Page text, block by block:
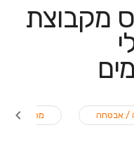
מקבוצת
מכירות / אבטחה